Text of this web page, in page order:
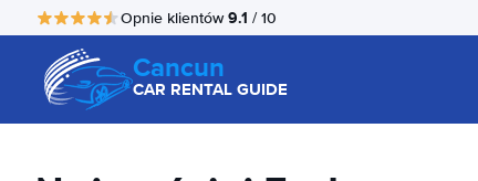
Opnie klientów9.1 / 10
Cancun
CAR RENTAL GUIDE